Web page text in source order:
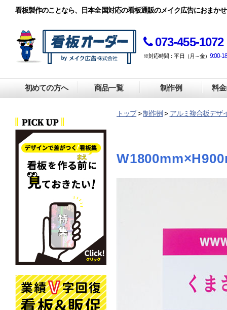
看板製作のことなら、日本全国対応の看板通販のメイク広告におまか
073-455-1072
※対応時間：平日（月～金） 9:00-
初めての方へ 商品一覧 制作例 料
トップ>制作例 > アルミ複合板デザ